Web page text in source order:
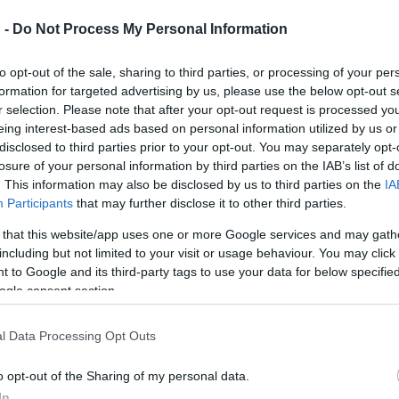
- Do Not Process My Personal Information
opt-out of the sale, sharing to third parties, or processing of your
for targeted advertising by us, please use the below opt-out
selection. Please note that after your opt-out request is processed
interest-based ads based on personal information utilized by us
to third parties prior to your opt-out. You may separately
of your personal information by third parties on the IAB’s list of
This information may also be disclosed by us to third parties on the
Participants that may further disclose it to other third parties.
that this website/app uses one or more Google services and may
but not limited to your visit or usage behaviour. You may
to Google and its third-party tags to use your data for below
consent section.
Data Processing Opt Outs
opt-out of the Sharing of my personal data.
vezérigazgatója, a Magyar Könyvkiadók és Könyvterjesztők
az esőtől, de végül az is megkegyelmezett a rendezvénynek.
kiadói csoportról szólva elmondta, úgy tűnik, hogy
vesznek részt. Szakmai szempontból is fontos és forgalmi
a Kossuth-díjas költő, író több órán keresztül dedikált. A 84
ez jó érzéssel töltötte el. Örömmel fogadta a látogatókat,
és meghatotta, hogy egy olvasója az 1949-ben kiadott első
című kötetének új, bővített kiadását és a tavaly megjelent
hogy a hőség vagy az eső ellenére is eljönnek az emberek a
kapcsolat az olvasókkal. Hét kötete jelent meg magyarul